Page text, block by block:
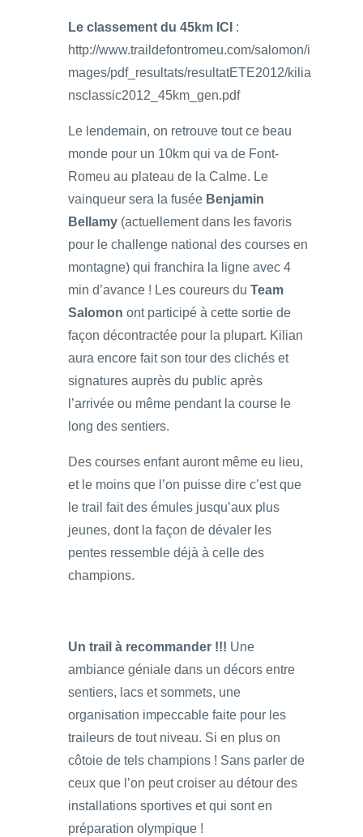
Le classement du 45km ICI :
http://www.traildefontromeu.com/salomon/i
mages/pdf_resultats/resultatETE2012/kilia
nsclassic2012_45km_gen.pdf
Le lendemain, on retrouve tout ce beau
monde pour un 10km qui va de Font-
Romeu au plateau de la Calme. Le
vainqueur sera la fusée Benjamin
Bellamy (actuellement dans les favoris
pour le challenge national des courses en
montagne) qui franchira la ligne avec 4
min d’avance ! Les coureurs du Team
Salomon ont participé à cette sortie de
façon décontractée pour la plupart. Kilian
aura encore fait son tour des clichés et
signatures auprès du public après
l’arrivée ou même pendant la course le
long des sentiers.
Des courses enfant auront même eu lieu,
et le moins que l’on puisse dire c’est que
le trail fait des émules jusqu’aux plus
jeunes, dont la façon de dévaler les
pentes ressemble déjà à celle des
champions.
Un trail à recommander !!! Une
ambiance géniale dans un décors entre
sentiers, lacs et sommets, une
organisation impeccable faite pour les
traileurs de tout niveau. Si en plus on
côtoie de tels champions ! Sans parler de
ceux que l’on peut croiser au détour des
installations sportives et qui sont en
préparation olympique !